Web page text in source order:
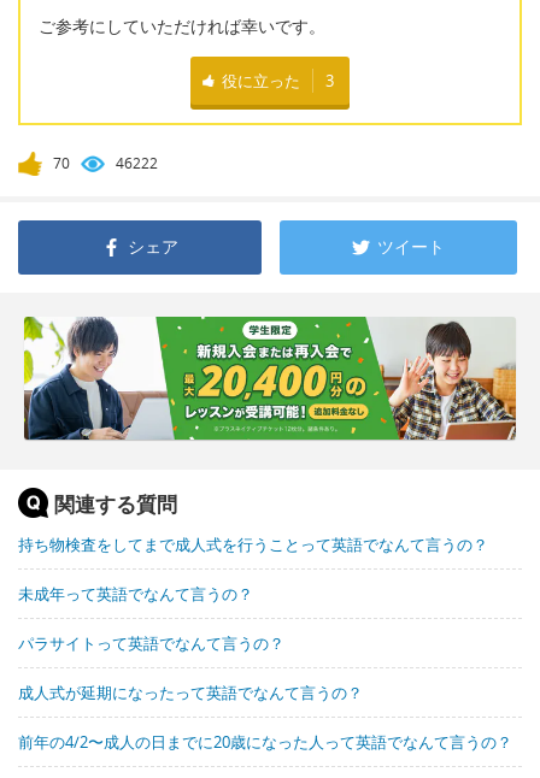
ご参考にしていただければ幸いです。
役に立った 3
70 46222
シェア ツイート
関連する質問
持ち物検査をしてまで成人式を行うことって英語でなんて言うの？
未成年って英語でなんて言うの？
パラサイトって英語でなんて言うの？
成人式が延期になったって英語でなんて言うの？
前年の4/2〜成人の日までに20歳になった人って英語でなんて言うの？